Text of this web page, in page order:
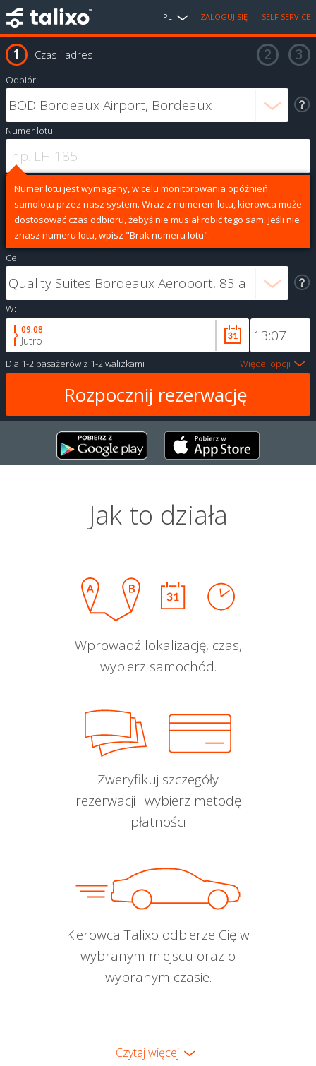
PL ZALOGUJ SIĘ SELF SERVICE
Czas i adres
Odbiór:
Numer lotu:
Numer lotu jest wymagany, w celu monitorowania opóźnień
samolotu przez nasz system. Wraz z numerem lotu, kierowca może
dostosować czas odbioru, żebyś nie musiał robić tego sam. Jeśli nie
znasz numeru lotu, wpisz "Brak numeru lotu".
Cel:
W:
09.08
Jutro
Dla 1-2 pasażerów z 1-2 walizkami Więcej opcji
Jak to działa
Wprowadź lokalizację, czas,
wybierz samochód.
Zweryfikuj szczegóły
rezerwacji i wybierz metodę
płatności
Kierowca Talixo odbierze Cię w
wybranym miejscu oraz o
wybranym czasie.
Czytaj więcej